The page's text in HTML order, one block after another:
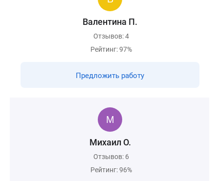
Валентина П.
Отзывов: 4
Рейтинг: 97%
Предложить работу
Михаил О.
Отзывов: 6
Рейтинг: 96%